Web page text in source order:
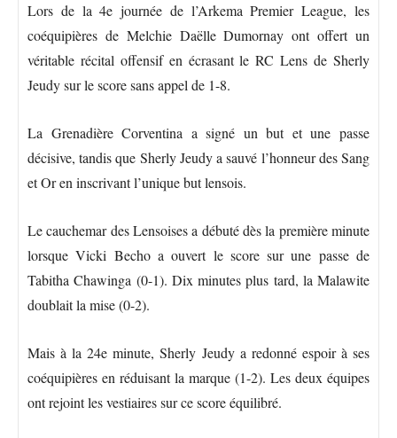
Lors de la 4e journée de l’Arkema Premier League, les
coéquipières de Melchie Daëlle Dumornay ont offert un
véritable récital offensif en écrasant le RC Lens de Sherly
Jeudy sur le score sans appel de 1-8.
La Grenadière Corventina a signé un but et une passe
décisive, tandis que Sherly Jeudy a sauvé l’honneur des Sang
et Or en inscrivant l’unique but lensois.
Le cauchemar des Lensoises a débuté dès la première minute
lorsque Vicki Becho a ouvert le score sur une passe de
Tabitha Chawinga (0-1). Dix minutes plus tard, la Malawite
doublait la mise (0-2).
Mais à la 24e minute, Sherly Jeudy a redonné espoir à ses
coéquipières en réduisant la marque (1-2). Les deux équipes
ont rejoint les vestiaires sur ce score équilibré.